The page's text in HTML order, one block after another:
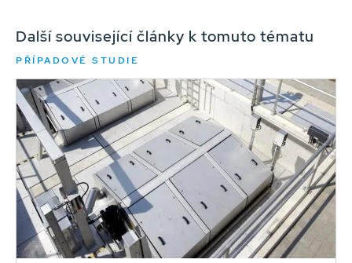
Další související články k tomuto tématu
PŘÍPADOVÉ STUDIE